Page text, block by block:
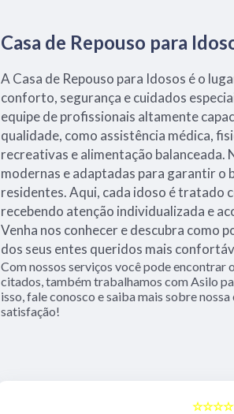
Casa de Repouso para
A Casa de Repouso para Idosos é o
conforto, segurança e cuidados
equipe de profissionais altamente
qualidade, como assistência médica,
recreativas e alimentação balanceada.
modernas e adaptadas para garantir o
residentes. Aqui, cada idoso é tratado
recebendo atenção individualizada e
Venha nos conhecer e descubra como
dos seus entes queridos mais
Com nossos serviços você pode encontrar
citados, também trabalhamos com Asilo
isso, fale conosco e saiba mais sobre
satisfação!